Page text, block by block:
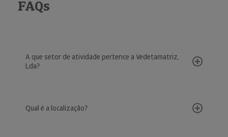
FAQs
A que setor de atividade pertence a Vedetamatriz,
Lda?
Qual é a localização?